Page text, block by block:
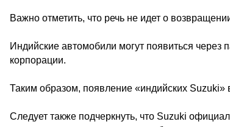
Важно отметить, что речь не идет о
Индийские автомобили могут появиться через
корпорации.
Таким образом, появление «индийских Suzuki»
Следует также подчеркнуть, что Suzuki